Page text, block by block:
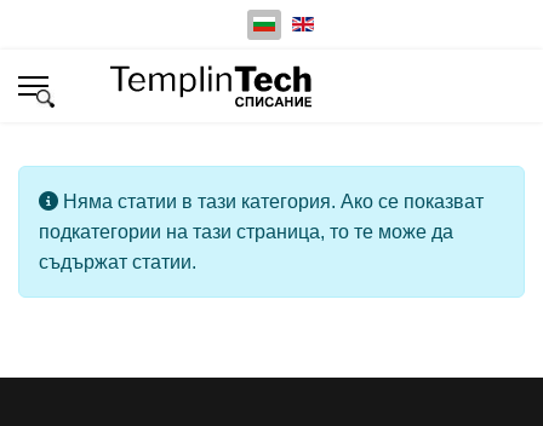
Изберете език
Инфо
Няма статии в тази категория. Ако се показват
подкатегории на тази страница, то те може да
съдържат статии.